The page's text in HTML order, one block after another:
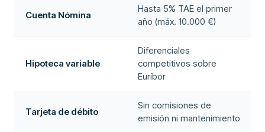
Cuenta Nómina
Hasta 5% TAE el primer
año (máx. 10.000 €)
Hipoteca variable
Diferenciales
competitivos sobre
Euríbor
Tarjeta de débito
Sin comisiones de
emisión ni mantenimiento